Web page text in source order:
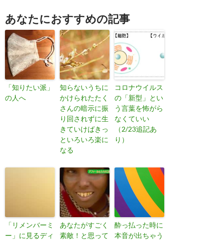
あなたにおすすめの記事
「知りたい派」
の人へ
知らないうちに
かけられたたく
さんの暗示に振
り回されずに生
きていけばきっ
といろいろ楽に
なる
コロナウイルス
の「新型」とい
う言葉を怖がら
なくていい
（2/23追記あ
り）
「リメンバーミ
ー」に見るディ
あなたがすごく
素敵！と思って
酔っ払った時に
本音が出ちゃう